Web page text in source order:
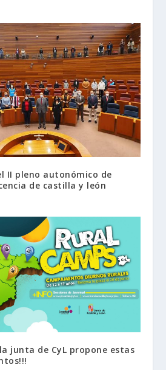
II pleno autonómico de
de castilla y león
junta de CyL propone estas